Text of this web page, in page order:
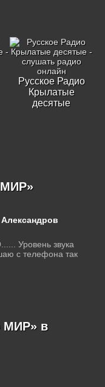
Русское Радио
Крылатые
десятые
Уровень звука
с телефона так
МИР» в